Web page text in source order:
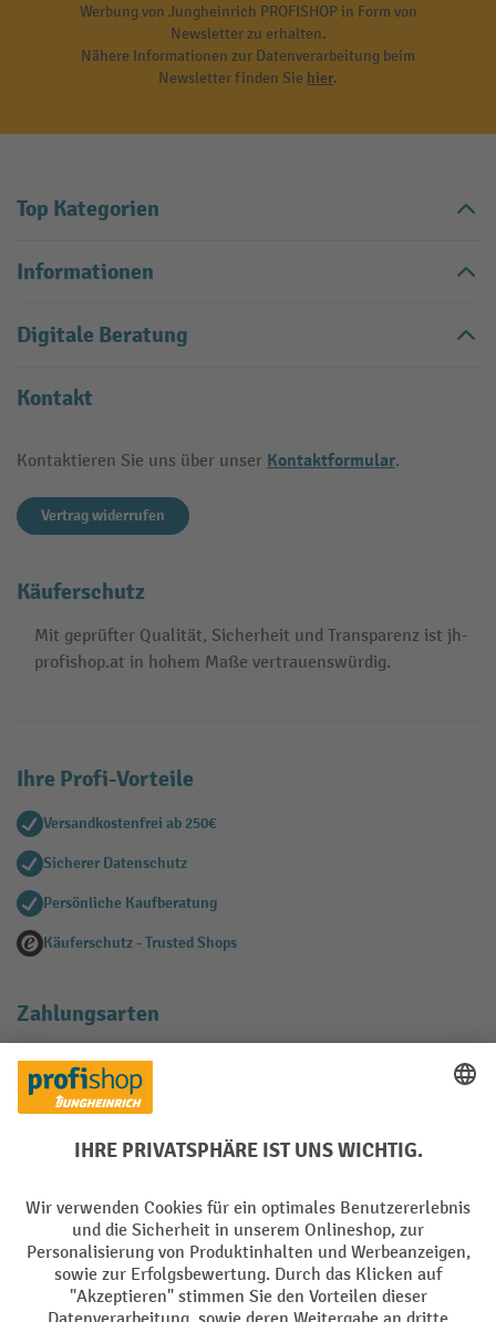
Werbung von Jungheinrich PROFISHOP in Form von
Newsletter zu erhalten.
Nähere Informationen zur Datenverarbeitung beim
Newsletter finden Sie hier.
Top Kategorien
Informationen
Digitale Beratung
Kontakt
Kontaktieren Sie uns über unser Kontaktformular.
Vertrag widerrufen
Käuferschutz
Mit geprüfter Qualität, Sicherheit und Transparenz ist jh-
profishop.at in hohem Maße vertrauenswürdig.
Ihre Profi-Vorteile
Versandkostenfrei ab 250€
Sicherer Datenschutz
Persönliche Kaufberatung
Käuferschutz - Trusted Shops
Zahlungsarten
Creditcard (Master)
Facebook
YouTube
LinkedIn
Instagram